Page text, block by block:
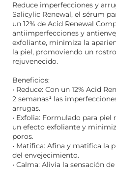
Reduce imperfecciones y
Salicylic Renewal, el sérum
un 12% de Acid Renewal
antiimperfecciones y
exfoliante, minimiza la
la piel, promoviendo un
rejuvenecido.
Beneficios:
• Reduce: Con un 12% Acid
2 semanas¹ las
arrugas.
• Exfolia: Formulado para
un efecto exfoliante y
poros.
• Matifica: Afina y matifica la
del envejecimiento.
• Calma: Alivia la sensación